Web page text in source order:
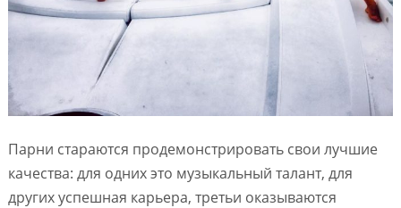
Парни стараются продемонстрировать свои лучшие
качества: для одних это музыкальный талант, для
других успешная карьера, третьи оказываются